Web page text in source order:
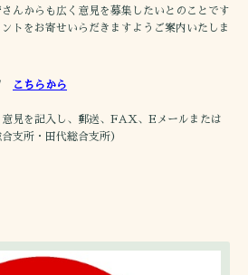
んからも広く意見を募集したいとのことです
トをお寄せいらだきますようご案内いたしま
こちらから
見を記入し、郵送、FAX、Eメールまたは
支所・田代総合支所）